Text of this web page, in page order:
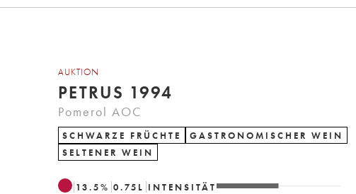
AUKTION
PETRUS 1994
Pomerol AOC
SCHWARZE FRÜCHTE
GASTRONOMISCHER WEIN
SELTENER WEIN
13.5% 0.75 L INTENSITÄT